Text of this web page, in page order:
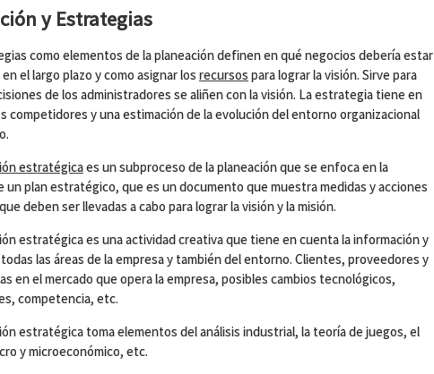
y Estrategias
como elementos de la planeación definen en qué negocios debería estar
el largo plazo y como asignar los recursos para lograr la visión. Sirve para
de los administradores se aliñen con la visión. La estrategia tiene en
competidores y una estimación de la evolución del entorno organizacional
estratégicaes un subproceso de la planeación que se enfoca en la
un plan estratégico, que es un documento que muestra medidas y acciones
deben ser llevadas a cabo para lograr la visión y la misión.
estratégica es una actividad creativa que tiene en cuenta la información y
las áreas de la empresa y también del entorno. Clientes, proveedores y
en el mercado que opera la empresa, posibles cambios tecnológicos,
competencia, etc.
estratégica toma elementos del análisis industrial, la teoría de juegos, el
y microeconómico, etc.